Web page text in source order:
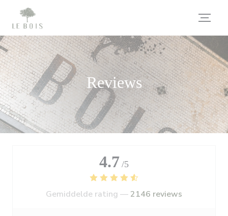
Cookies beheer paneel
Reviews
4.7 /5
Gemiddelde rating — 2146 reviews